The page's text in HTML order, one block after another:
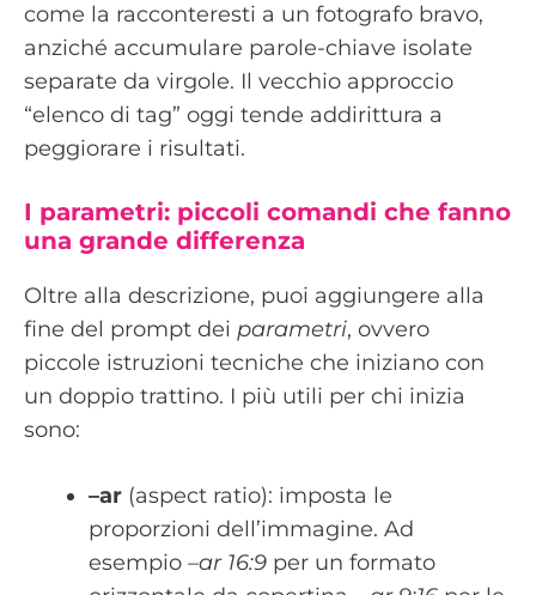
come la racconteresti a un fotografo bravo,
anziché accumulare parole-chiave isolate
separate da virgole. Il vecchio approccio
“elenco di tag” oggi tende addirittura a
peggiorare i risultati.
I parametri: piccoli comandi che fanno
una grande differenza
Oltre alla descrizione, puoi aggiungere alla
fine del prompt dei parametri, ovvero
piccole istruzioni tecniche che iniziano con
un doppio trattino. I più utili per chi inizia
sono:
–ar (aspect ratio): imposta le
proporzioni dell’immagine. Ad
esempio –ar 16:9 per un formato